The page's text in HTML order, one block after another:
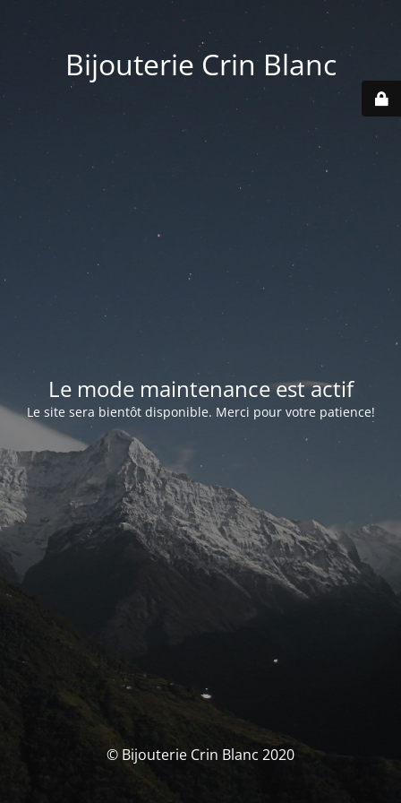
Bijouterie Crin Blanc
Le mode maintenance est actif
Le site sera bientôt disponible. Merci pour votre patience!
© Bijouterie Crin Blanc 2020